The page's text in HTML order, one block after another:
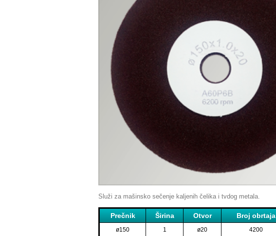
Služi za mašinsko sečenje kaljenih čelika i tvdog metala.
Prečnik Širina Otvor Broj obrtaja
ø150 1 ø20 4200